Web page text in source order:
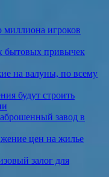
миллиона игроков
бытовых привычек
на валуны, по всему
будут строить
завод в
цен на жилье
залог для